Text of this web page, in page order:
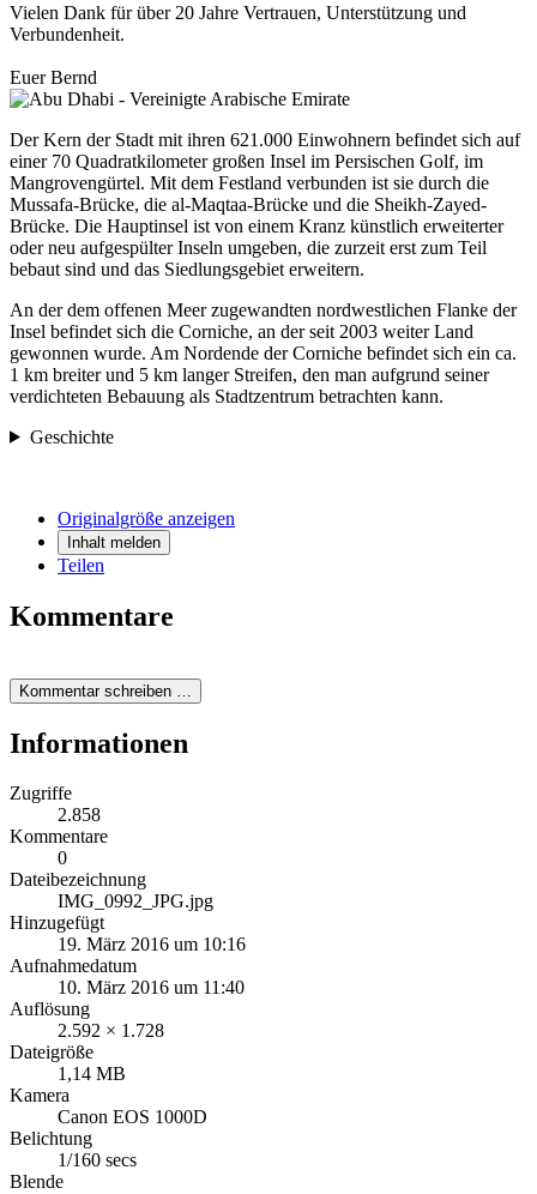
Vielen Dank für über 20 Jahre Vertrauen, Unterstützung und
Verbundenheit.
Euer Bernd
Der Kern der Stadt mit ihren 621.000 Einwohnern befindet sich auf
einer 70 Quadratkilometer großen Insel im Persischen Golf, im
Mangrovengürtel. Mit dem Festland verbunden ist sie durch die
Mussafa-Brücke, die al-Maqtaa-Brücke und die Sheikh-Zayed-
Brücke. Die Hauptinsel ist von einem Kranz künstlich erweiterter
oder neu aufgespülter Inseln umgeben, die zurzeit erst zum Teil
bebaut sind und das Siedlungsgebiet erweitern.
An der dem offenen Meer zugewandten nordwestlichen Flanke der
Insel befindet sich die Corniche, an der seit 2003 weiter Land
gewonnen wurde. Am Nordende der Corniche befindet sich ein ca.
1 km breiter und 5 km langer Streifen, den man aufgrund seiner
verdichteten Bebauung als Stadtzentrum betrachten kann.
Geschichte
Originalgröße anzeigen
Inhalt melden
Teilen
Kommentare
Kommentar schreiben …
Informationen
Zugriffe
2.858
Kommentare
0
Dateibezeichnung
IMG_0992_JPG.jpg
Hinzugefügt
19. März 2016 um 10:16
Aufnahmedatum
10. März 2016 um 11:40
Auflösung
2.592 × 1.728
Dateigröße
1,14 MB
Kamera
Canon EOS 1000D
Belichtung
1/160 secs
Blende